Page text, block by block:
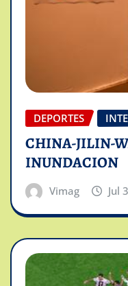
DEPORTES
CHINA-JILIN-
INUNDACION
Vimag Jul